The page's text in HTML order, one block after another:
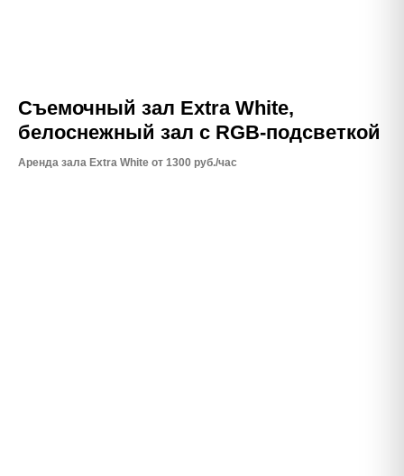
Съемочный зал Extra White,
белоснежный зал с RGB-подсветкой
Аренда зала Extra White от 1300 руб./час